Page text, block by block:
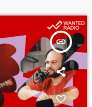
insert_link